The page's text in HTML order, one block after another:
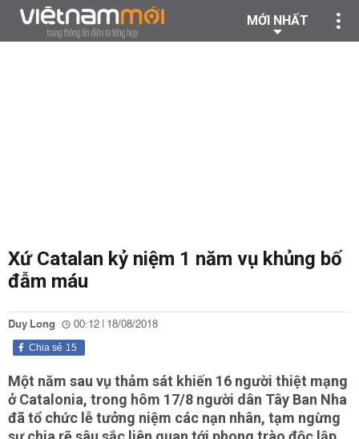
MỚI NHẤT
Xứ Catalan kỷ niệm 1 năm vụ khủng bố
đẫm máu
Duy Long 00:12 | 18/08/2018
15
Chia sẻ
Một năm sau vụ thảm sát khiến 16 người thiệt mạng
ở Catalonia, trong hôm 17/8 người dân Tây Ban Nha
đã tổ chức lễ tưởng niệm các nạn nhân, tạm ngừng